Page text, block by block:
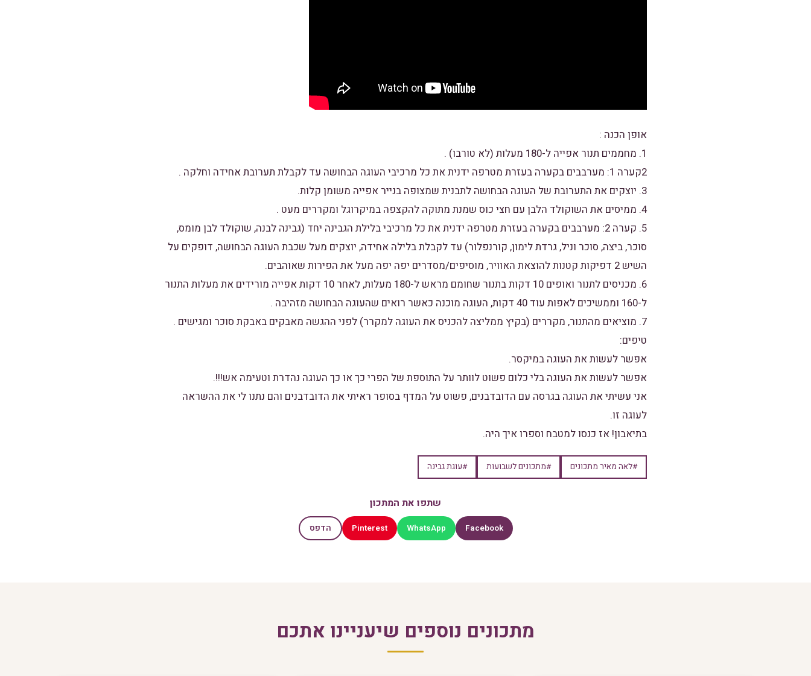
אופן הכנה :
1. מחממים תנור אפייה ל-180 מעלות (לא טורבו) .
2קערה 1: מערבבים בקערה בעזרת מטרפה ידנית את כל מרכיבי העוגה הבחושה עד לקבלת תערובת אחידה וחלקה .
3. יוצקים את התערובת של העוגה הבחושה לתבנית שמצופה בנייר אפייה משומן קלות.
4. ממיסים את השוקולד הלבן עם חצי כוס שמנת מתוקה להקצפה במיקרוגל ומקררים מעט .
5. קערה 2: מערבבים בקערה בעזרת מטרפה ידנית את כל מרכיבי בלילת הגבינה יחד (גבינה לבנה, שוקולד לבן מומס,
סוכר, ביצה, סוכר וניל, גרדת לימון, קורנפלור) עד לקבלת בלילה אחידה, יוצקים מעל שכבת העוגה הבחושה, דופקים על
השיש 2 דפיקות קטנות להוצאת האוויר, מוסיפים/מסדרים יפה יפה מעל את הפירות שאוהבים.
6. מכניסים לתנור ואופים 10 דקות בתנור שחומם מראש ל-180 מעלות, לאחר 10 דקות אפייה מורידים את מעלות התנור
ל-160 וממשיכים לאפות עוד 40 דקות, העוגה מוכנה כאשר רואים שהעוגה הבחושה מזהיבה .
7. מוציאים מהתנור, מקררים (בקיץ ממליצה להכניס את העוגה למקרר) לפני ההגשה מאבקים באבקת סוכר ומגישים .
טיפים:
אפשר לעשות את העוגה במיקסר.
אפשר לעשות את העוגה בלי כלום פשוט לוותר על התוספת של הפרי כך או כך העוגה נהדרת וטעימה אש!!!.
אני עשיתי את העוגה בגרסה עם הדובדבנים, פשוט על המדף בסופר ראיתי את הדובדבנים והם נתנו לי את ההשראה
לעוגה זו.
בתיאבון! אז כנסו למטבח וספרו איך היה.
#לאה מאיר מתכונים #מתכונים לשבועות #עוגת גבינה
שתפו את המתכון
Facebook
WhatsApp
Pinterest הדפס
מתכונים נוספים שיעניינו אתכם